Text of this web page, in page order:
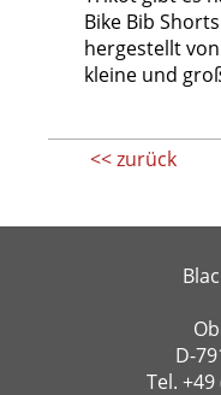
Bike Bib
hergestellt
kleine und
<< zurück
D-
Tel. +49